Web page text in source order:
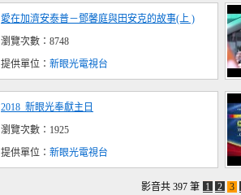
愛在加濟安泰普－鄧馨庭與田安克的故事(上 )
瀏覽次數：8748
提供單位： 新眼光電視台
2018_新眼光奉獻主日
瀏覽次數：1925
提供單位： 新眼光電視台
影音共 397 筆 1 2 3